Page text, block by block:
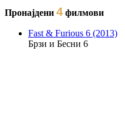
Пронајдени 4 филмови
Fast & Furious 6 (2013)
Брзи и Бесни 6